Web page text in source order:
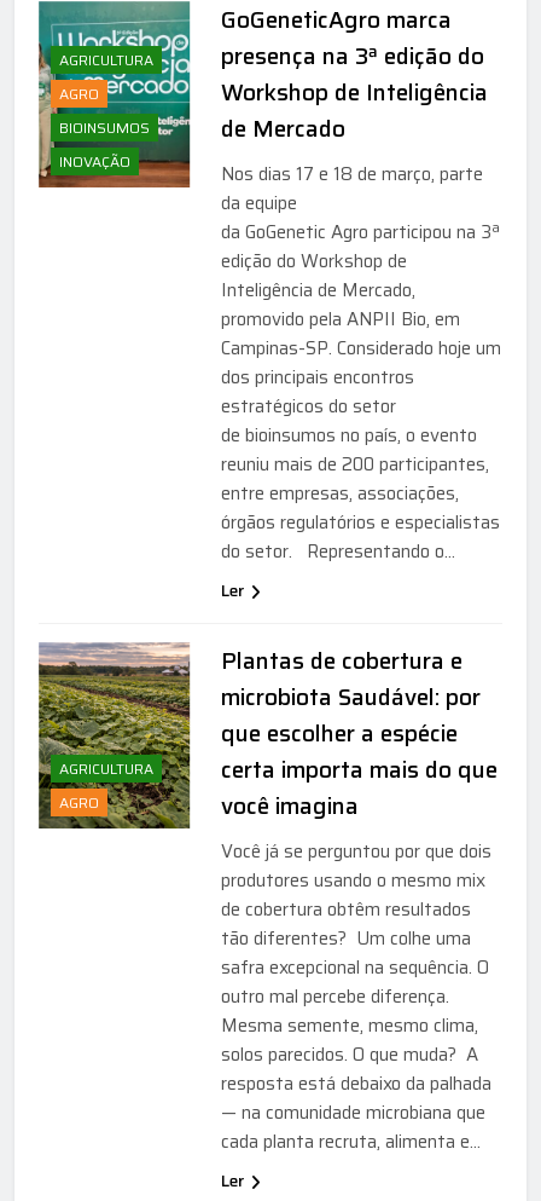
AGRICULTURA
AGRO
BIOINSUMOS
INOVAÇÃO
GoGeneticAgro marca
presença na 3ª edição do
Workshop de Inteligência
de Mercado
Nos dias 17 e 18 de março, parte
da equipe
da GoGenetic Agro participou na 3ª
edição do Workshop de
Inteligência de Mercado,
promovido pela ANPII Bio, em
Campinas-SP. Considerado hoje um
dos principais encontros
estratégicos do setor
de bioinsumos no país, o evento
reuniu mais de 200 participantes,
entre empresas, associações,
órgãos regulatórios e especialistas
do setor. Representando o…
Ler
AGRICULTURA
AGRO
Plantas de cobertura e
microbiota Saudável: por
que escolher a espécie
certa importa mais do que
você imagina
Você já se perguntou por que dois
produtores usando o mesmo mix
de cobertura obtêm resultados
tão diferentes? Um colhe uma
safra excepcional na sequência. O
outro mal percebe diferença.
Mesma semente, mesmo clima,
solos parecidos. O que muda? A
resposta está debaixo da palhada
— na comunidade microbiana que
cada planta recruta, alimenta e…
Ler